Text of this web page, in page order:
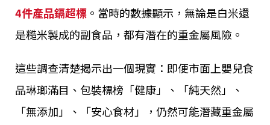
4件產品鎘超標 。當時的數據顯示，無論是白米還
是糙米製成的副食品，都有潛在的重金屬風險。
這些調查清楚揭示出一個現實：即便市面上嬰兒食
品琳瑯滿目、包裝標榜「健康」、「純天然」、
「無添加」、「安心食材」，仍然可能潛藏重金屬